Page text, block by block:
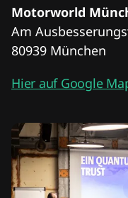
Motorworld
Am
80939 München
Hier auf Google